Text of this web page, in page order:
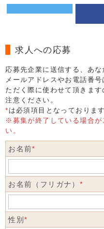
求人への応募
応募先企業に送信する、あ
メールアドレスやお電話番
ただく際に使わせて頂きま
注意ください。
*は必須項目となっております
※募集が終了している場合が
い。
お名前*
お名前（フリガナ） *
性別*